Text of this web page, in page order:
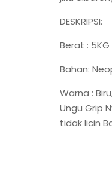
DESKRIPSI:
Berat : 5KG
Bahan:
Warna :
Ungu Grip
tidak licin